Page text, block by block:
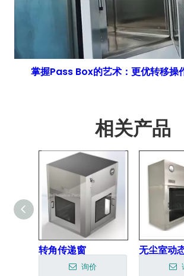
掌握Pass Box的艺术：更优转移操
相关产品
转角传递窗
询价